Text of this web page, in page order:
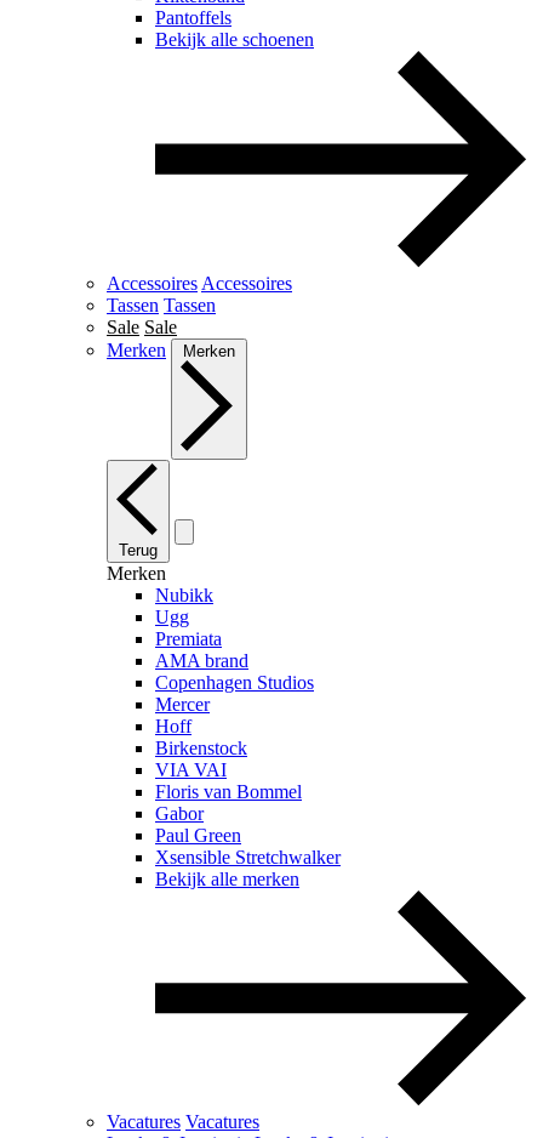
Pantoffels
Bekijk alle schoenen
Accessoires Accessoires
Tassen Tassen
Sale Sale
Merken
Merken
Terug
Merken
Nubikk
Ugg
Premiata
AMA brand
Copenhagen Studios
Mercer
Hoff
Birkenstock
VIA VAI
Floris van Bommel
Gabor
Paul Green
Xsensible Stretchwalker
Bekijk alle merken
Vacatures Vacatures